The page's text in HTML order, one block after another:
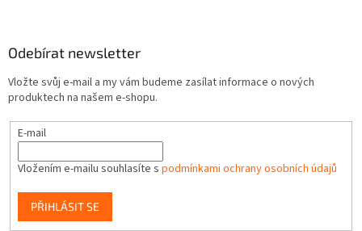
Odebírat newsletter
Vložte svůj e-mail a my vám budeme zasílat informace o nových
produktech na našem e-shopu.
E-mail
Vložením e-mailu souhlasíte s podmínkami ochrany osobních údajů
PŘIHLÁSIT SE